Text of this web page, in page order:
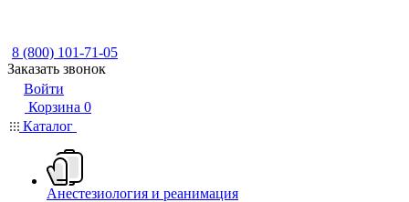
8 (800) 101-71-05
Заказать звонок
Войти
Корзина 0
Каталог
Анестезиология и реанимация